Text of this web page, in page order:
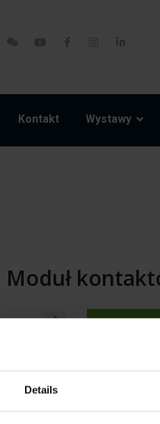
Details
Kontakt Wystawy
Moduł